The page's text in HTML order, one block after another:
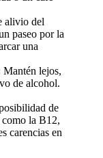
alivio del
paseo por la
una
Mantén lejos,
de alcohol.
de
como la B12,
carencias en